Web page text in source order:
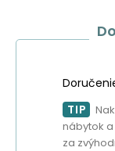
TIP
nábytok a
za